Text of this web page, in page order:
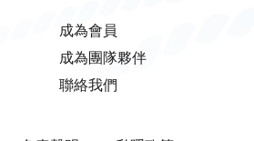
成為會員
成為團隊夥伴
聯絡我們